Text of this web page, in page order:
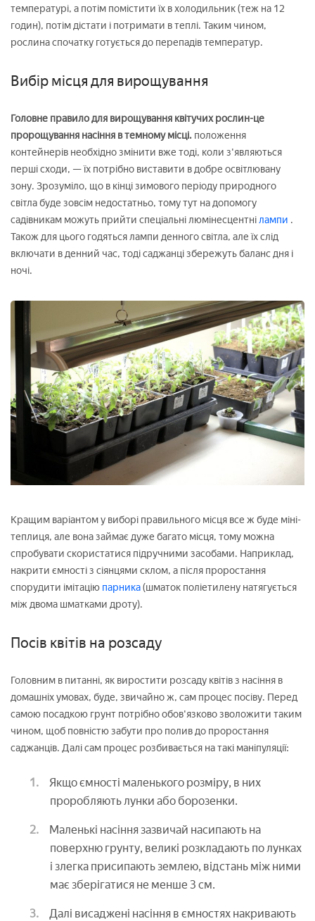
температурі, а потім помістити їх в холодильник (теж на 12
годин), потім дістати і потримати в теплі. Таким чином,
рослина спочатку готується до перепадів температур.
Вибір місця для вирощування
Головне правило для вирощування квітучих рослин-це
пророщування насіння в темному місці. положення
контейнерів необхідно змінити вже тоді, коли з'являються
перші сходи, — їх потрібно виставити в добре освітлювану
зону. Зрозуміло, що в кінці зимового періоду природного
світла буде зовсім недостатньо, тому тут на допомогу
садівникам можуть прийти спеціальні люмінесцентнілампи .
Також для цього годяться лампи денного світла, але їх слід
включати в денний час, тоді саджанці збережуть баланс дня і
ночі.
Кращим варіантом у виборі правильного місця все ж буде міні-
теплиця, але вона займає дуже багато місця, тому можна
спробувати скористатися підручними засобами. Наприклад,
накрити ємності з сіянцями склом, а після проростання
спорудити імітацію парника(шматок поліетилену натягується
між двома шматками дроту).
Посів квітів на розсаду
Головним в питанні, як виростити розсаду квітів з насіння в
домашніх умовах, буде, звичайно ж, сам процес посіву. Перед
самою посадкою грунт потрібно обов'язково зволожити таким
чином, щоб повністю забути про полив до проростання
саджанців. Далі сам процес розбивається на такі маніпуляції:
Якщо ємності маленького розміру, в них
проробляють лунки або борозенки.
Маленькі насіння зазвичай насипають на
поверхню грунту, великі розкладають по лунках
і злегка присипають землею, відстань між ними
має зберігатися не менше 3 см.
Далі висаджені насіння в ємностях накривають